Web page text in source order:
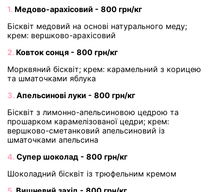
1. Медово-арахісовий - 800 грн/кг
Бісквіт медовий на основі натурального меду;
крем: вершково-арахісовий
2. Ковток сонця - 800 грн/кг
Морквяний бісквіт; крем: карамельний з корицею
та шматочками яблука
3. Апельсинові луки - 800 грн/кг
Бісквіт з лимонно-апельсиновою цедрою та
прошарком карамелізованої цедри; крем:
вершково-сметанковий апельсиновий із
шматочками апельсина
4. Супер шоколад - 800 грн/кг
Шоколадний бісквіт із трюфельним кремом